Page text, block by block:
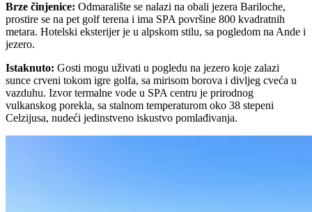
Brze činjenice: Odmaralište se nalazi na obali jezera Bariloche,
prostire se na pet golf terena i ima SPA površine 800 kvadratnih
metara. Hotelski eksterijer je u alpskom stilu, sa pogledom na Ande i
jezero.
Istaknuto: Gosti mogu uživati u pogledu na jezero koje zalazi
sunce crveni tokom igre golfa, sa mirisom borova i divljeg cveća u
vazduhu. Izvor termalne vode u SPA centru je prirodnog
vulkanskog porekla, sa stalnom temperaturom oko 38 stepeni
Celzijusa, nudeći jedinstveno iskustvo pomlađivanja.